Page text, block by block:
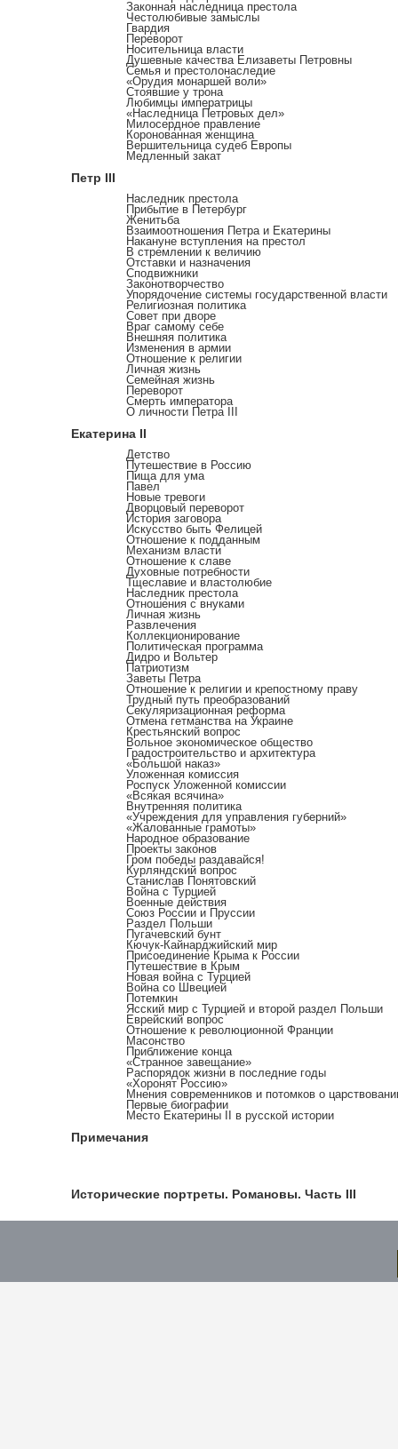
Законная наследница престола
Честолюбивые замыслы
Гвардия
Переворот
Носительница власти
Душевные качества Елизаветы Петровны
Семья и престолонаследие
«Орудия монаршей воли»
Стоявшие у трона
Любимцы императрицы
«Наследница Петровых дел»
Милосердное правление
Коронованная женщина
Вершительница судеб Европы
Медленный закат
Петр III
Наследник престола
Прибытие в Петербург
Женитьба
Взаимоотношения Петра и Екатерины
Накануне вступления на престол
В стремлении к величию
Отставки и назначения
Сподвижники
Законотворчество
Упорядочение системы государственной власти
Религиозная политика
Совет при дворе
Враг самому себе
Внешняя политика
Изменения в армии
Отношение к религии
Личная жизнь
Семейная жизнь
Переворот
Смерть императора
О личности Петра III
Екатерина II
Детство
Путешествие в Россию
Пища для ума
Павел
Новые тревоги
Дворцовый переворот
История заговора
Искусство быть Фелицей
Отношение к подданным
Механизм власти
Отношение к славе
Духовные потребности
Тщеславие и властолюбие
Наследник престола
Отношения с внуками
Личная жизнь
Развлечения
Коллекционирование
Политическая программа
Дидро и Вольтер
Патриотизм
Заветы Петра
Отношение к религии и крепостному праву
Трудный путь преобразований
Секуляризационная реформа
Отмена гетманства на Украине
Крестьянский вопрос
Вольное экономическое общество
Градостроительство и архитектура
«Большой наказ»
Уложенная комиссия
Роспуск Уложенной комиссии
«Всякая всячина»
Внутренняя политика
«Учреждения для управления губерний»
«Жалованные грамоты»
Народное образование
Проекты законов
Гром победы раздавайся!
Курляндский вопрос
Станислав Понятовский
Война с Турцией
Военные действия
Союз России и Пруссии
Раздел Польши
Пугачевский бунт
Кючук-Кайнарджийский мир
Присоединение Крыма к России
Путешествие в Крым
Новая война с Турцией
Война со Швецией
Потемкин
Ясский мир с Турцией и второй раздел Польши
Еврейский вопрос
Отношение к революционной Франции
Масонство
Приближение конца
«Странное завещание»
Распорядок жизни в последние годы
«Хоронят Россию»
Мнения современников и потомков о
Первые биографии
Место Екатерины II в русской истории
Примечания
Исторические портреты. Романовы. Часть III